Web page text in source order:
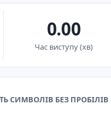
0.00
Час виступу (хв)
СИМВОЛІВ БЕЗ ПРОБІЛІВ